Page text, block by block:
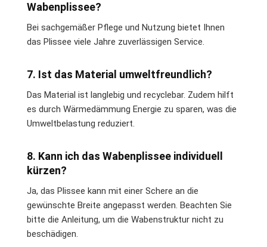
Wabenplissee?
Bei sachgemäßer Pflege und Nutzung bietet Ihnen
das Plissee viele Jahre zuverlässigen Service.
7. Ist das Material umweltfreundlich?
Das Material ist langlebig und recyclebar. Zudem hilft
es durch Wärmedämmung Energie zu sparen, was die
Umweltbelastung reduziert.
8. Kann ich das Wabenplissee individuell
kürzen?
Ja, das Plissee kann mit einer Schere an die
gewünschte Breite angepasst werden. Beachten Sie
bitte die Anleitung, um die Wabenstruktur nicht zu
beschädigen.